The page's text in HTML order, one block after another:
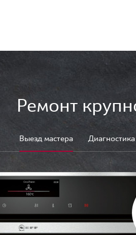
Ремонт
Выезд мастера Диагностика